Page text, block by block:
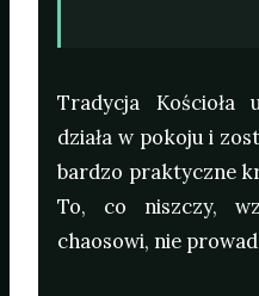
Tradycja Kościoła
działa w pokoju i
bardzo praktyczne
To, co niszczy,
chaosowi, nie